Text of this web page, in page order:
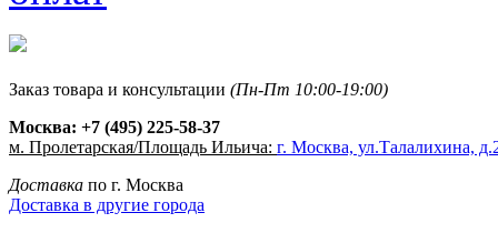
Заказ товара и консультации (Пн-Пт 10:00-19:00)
Москва: +7 (495) 225-58-37
м. Пролетарская/Площадь Ильича: г. Москва, ул.Талалихина,
Доставка по г. Москва
Доставка в другие города